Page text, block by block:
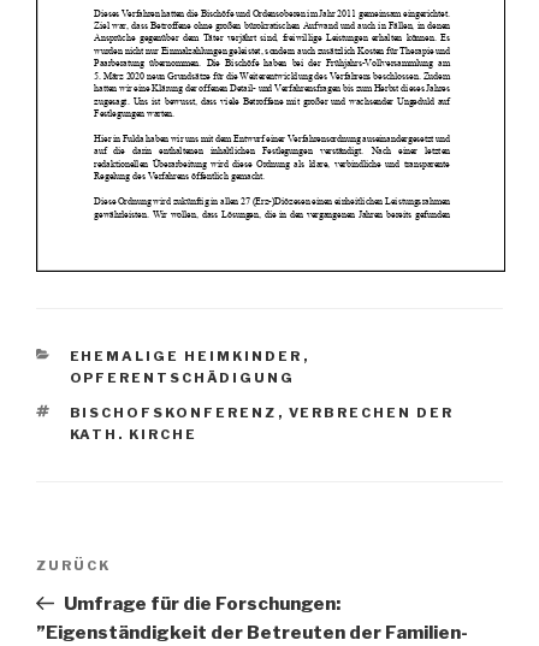
KATEGORIEN
EHEMALIGE HEIMKINDER ,
OPFERENTSCHÄDIGUNG
SCHLAGWÖRTER
BISCHOFSKONFERENZ , VERBRECHEN DER
KATH. KIRCHE
Beitragsnavigation
Vorheriger
Beitrag
ZURÜCK
Umfrage für die Forschungen:
”Eigenständigkeit der Betreuten der Familien-